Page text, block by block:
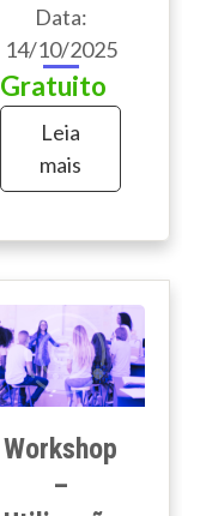
Data:
14/10/2025
Gratuito
Leia
mais
Workshop
–